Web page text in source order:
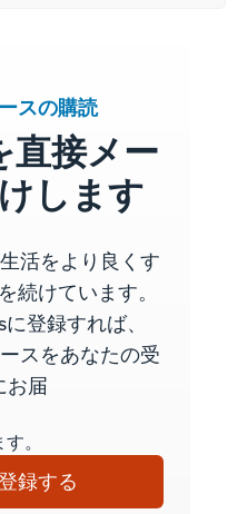
スの購読
直接メー
します
活をより良くす
続けています。
登録すれば、
スをあなたの受
お届
。
録する